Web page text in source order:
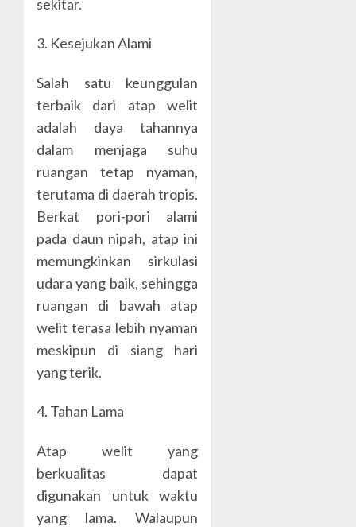
sekitar.
3. Kesejukan Alami
Salah satu keunggulan
terbaik dari atap welit
adalah daya tahannya
dalam menjaga suhu
ruangan tetap nyaman,
terutama di daerah tropis.
Berkat pori-pori alami
pada daun nipah, atap ini
memungkinkan sirkulasi
udara yang baik, sehingga
ruangan di bawah atap
welit terasa lebih nyaman
meskipun di siang hari
yang terik.
4. Tahan Lama
Atap welit yang
berkualitas dapat
digunakan untuk waktu
yang lama. Walaupun